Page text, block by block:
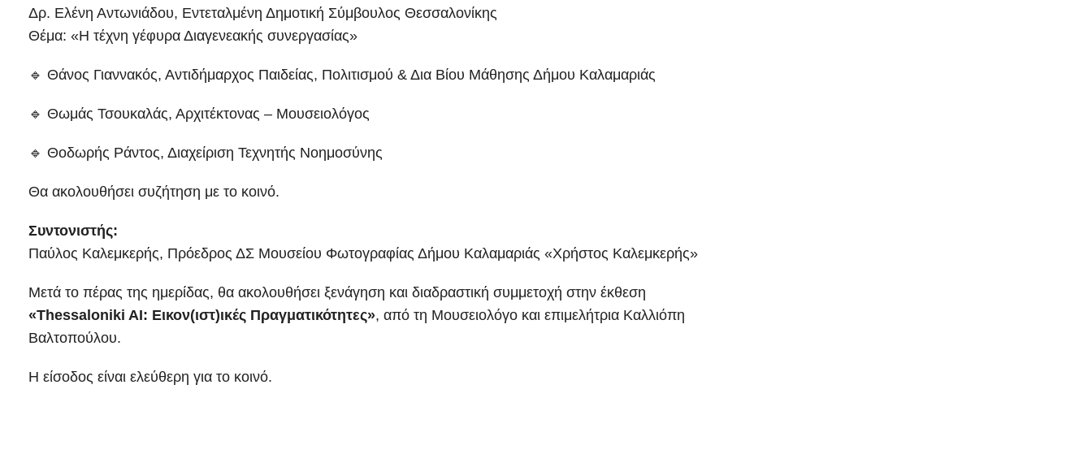
Δρ. Ελένη Αντωνιάδου, Εντεταλμένη Δημοτική Σύμβουλος Θεσσαλονίκης
Θέμα: «Η τέχνη γέφυρα Διαγενεακής συνεργασίας»
🔹 Θάνος Γιαννακός, Αντιδήμαρχος Παιδείας, Πολιτισμού & Δια Βίου Μάθησης Δήμου Καλαμαριάς
🔹 Θωμάς Τσουκαλάς, Αρχιτέκτονας – Μουσειολόγος
🔹 Θοδωρής Ράντος, Διαχείριση Τεχνητής Νοημοσύνης
Θα ακολουθήσει συζήτηση με το κοινό.
Συντονιστής:
Παύλος Καλεμκερής, Πρόεδρος ΔΣ Μουσείου Φωτογραφίας Δήμου Καλαμαριάς «Χρήστος Καλεμκερής»
Μετά το πέρας της ημερίδας, θα ακολουθήσει ξενάγηση και διαδραστική συμμετοχή στην έκθεση
«Thessaloniki AI: Εικον(ιστ)ικές Πραγματικότητες», από τη Μουσειολόγο και επιμελήτρια Καλλιόπη
Βαλτοπούλου.
Η είσοδος είναι ελεύθερη για το κοινό.